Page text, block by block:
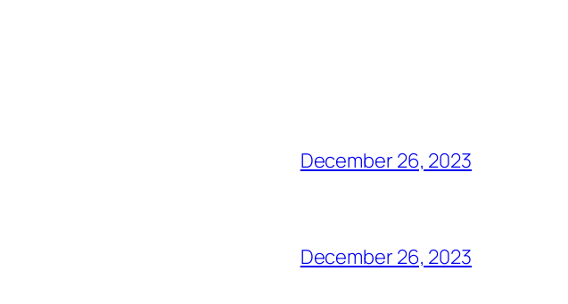
December 26, 2023
December 26, 2023